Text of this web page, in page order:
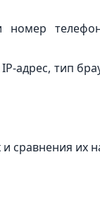
тип
сравнения их